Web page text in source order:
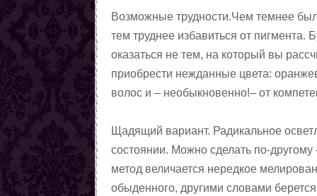
Снять сглаз
Снять проклятия
Отчитки
Заговоры от азарта
Заговоры от алчности
Заговоры от страха
Заговоры от алкоголизма
Шепотки на трезвость
От детского алкоголизма
Возможные трудности.Чем темнее
тем труднее избавиться от пигмента.
оказаться не тем, на который вы
приобрести нежданные цвета:
волос и – необыкновенно!– от
Щадящий вариант. Радикальное
состоянии. Можно сделать по-
метод величается нередкое
обыденного, другими словами